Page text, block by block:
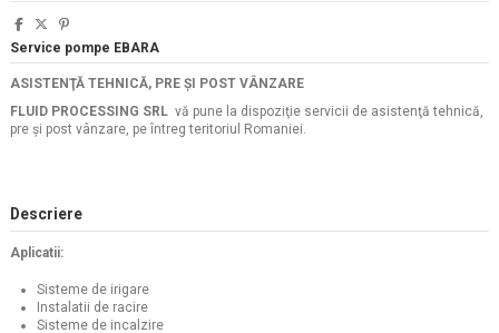
Service pompe EBARA
ASISTENŢĂ TEHNICĂ, PRE ŞI POST VÂNZARE
FLUID PROCESSING SRL vă pune la dispoziţie servicii de asistenţă tehnică,
pre şi post vânzare, pe întreg teritoriul Romaniei.
Descriere
Aplicatii:
Sisteme de irigare
Instalatii de racire
Sisteme de incalzire